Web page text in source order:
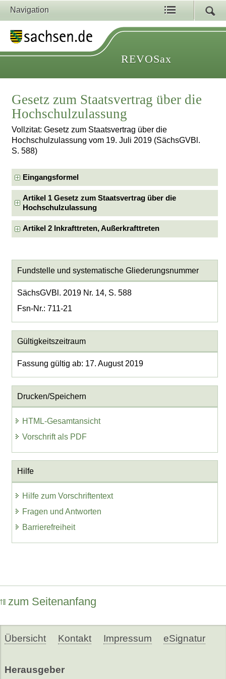
Navigation
REVOSax
Gesetz zum Staatsvertrag über die
Hochschulzulassung
Vollzitat: Gesetz zum Staatsvertrag über die
Hochschulzulassung vom 19. Juli 2019 (SächsGVBl.
S. 588)
Eingangsformel
Artikel 1 Gesetz zum Staatsvertrag über die
Hochschulzulassung
Artikel 2 Inkrafttreten, Außerkrafttreten
Fundstelle und systematische Gliederungsnummer
SächsGVBl. 2019 Nr. 14, S. 588
Fsn-Nr.: 711-21
Gültigkeitszeitraum
Fassung gültig ab: 17. August 2019
Drucken/Speichern
HTML-Gesamtansicht
Vorschrift als PDF
Hilfe
Hilfe zum Vorschriftentext
Fragen und Antworten
Barrierefreiheit
zum Seitenanfang
Übersicht Kontakt Impressum eSignatur
Herausgeber